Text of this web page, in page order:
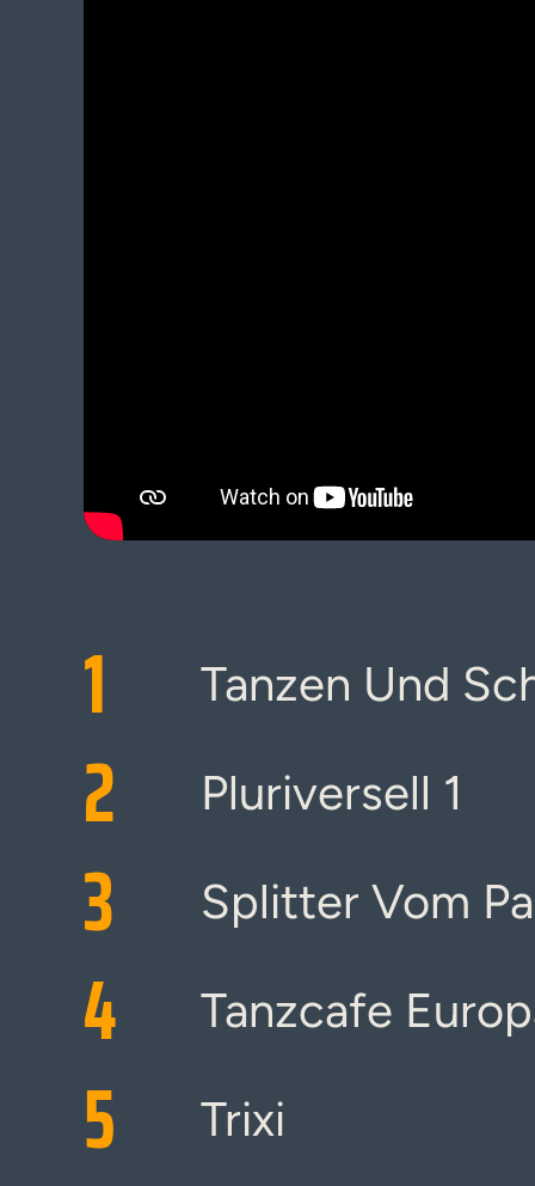
1 Tanzen Und
2 Pluriversell 1
3 Splitter Vom
4 Tanzcafe
5 Trixi